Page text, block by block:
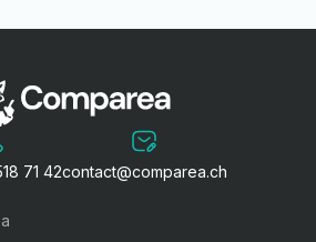
71 42contact@comparea.ch